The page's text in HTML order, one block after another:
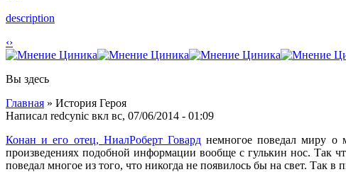
description
‹›
Вы здесь
Главная » История Героя
Написал redcynic вкл вс, 07/06/2014 - 01:09
Конан и его отец, НиалРоберт Говарднемногое поведал миру о
произведениях подобной информации вообще с гулькин нос. Так
поведал многое из того, что никогда не появилось бы на свет.